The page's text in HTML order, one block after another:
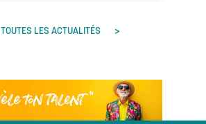
TOUTES LES ACTUALITÉS >